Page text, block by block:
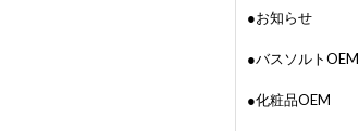
●お知らせ
●バスソルトOEM
●化粧品OEM